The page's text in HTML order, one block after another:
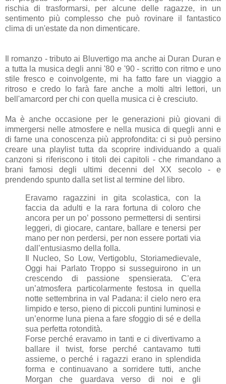
rischia di trasformarsi, per alcune delle ragazze, in un
sentimento più complesso che può rovinare il fantastico
clima di un'estate da non dimenticare.
Il romanzo - tributo ai Bluvertigo ma anche ai Duran Duran e
a tutta la musica degli anni '80 e '90 - scritto con ritmo e uno
stile fresco e coinvolgente, mi ha fatto fare un viaggio a
ritroso e credo lo farà fare anche a molti altri lettori, un
bell'amarcord per chi con quella musica ci è cresciuto.
Ma è anche occasione per le generazioni più giovani di
immergersi nelle atmosfere e nella musica di quegli anni e
di farne una conoscenza più approfondita: ci si può persino
creare una playlist tutta da scoprire individuando a quali
canzoni si riferiscono i titoli dei capitoli - che rimandano a
brani famosi degli ultimi decenni del XX secolo - e
prendendo spunto dalla set list al termine del libro.
Eravamo ragazzini in gita scolastica, con la
faccia da adulti e la rara fortuna di coloro che
ancora per un po’ possono permettersi di sentirsi
leggeri, di giocare, cantare, ballare e tenersi per
mano per non perdersi, per non essere portati via
dall’entusiasmo della folla.
Il Nucleo, So Low, Vertigoblu, Storiamedievale,
Oggi hai Parlato Troppo si susseguirono in un
crescendo di passione spensierata. C’era
un’atmosfera particolarmente festosa in quella
notte settembrina in val Padana: il cielo nero era
limpido e terso, pieno di piccoli puntini luminosi e
un’enorme luna piena a fare sfoggio di sé e della
sua perfetta rotondità.
Forse perché eravamo in tanti e ci divertivamo a
ballare il twist, forse perché cantavamo tutti
assieme, o perché i ragazzi erano in splendida
forma e continuavano a sorridere tutti, anche
Morgan che guardava verso di noi e gli